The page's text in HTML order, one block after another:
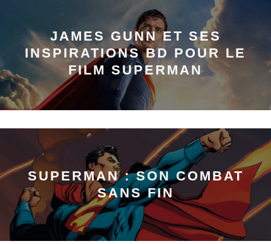
JAMES GUNN ET SES
INSPIRATIONS BD POUR LE
FILM SUPERMAN
SUPERMAN : SON COMBAT
SANS FIN